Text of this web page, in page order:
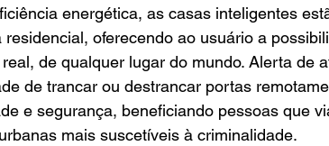
energética, as casas inteligentes
residencial, oferecendo ao usuário a
de qualquer lugar do mundo. Alerta de
de trancar ou destrancar portas
e segurança, beneficiando pessoas que
mais suscetíveis à criminalidade.